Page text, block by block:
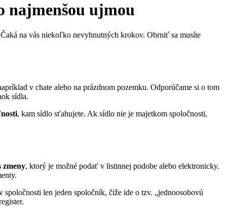
najmenšou ujmou
na vás niekoľko nevyhnutných krokov. Obrniť sa musíte
v chate alebo na prázdnom pozemku. Odporúčame si o tom
sídla.
, kam sídlo sťahujete. Ak sídlo nie je majetkom spoločnosti,
zmeny, ktorý je možné podať v listinnej podobe alebo elektronicky.
len jeden spoločník, čiže ide o tzv. „jednoosobovú